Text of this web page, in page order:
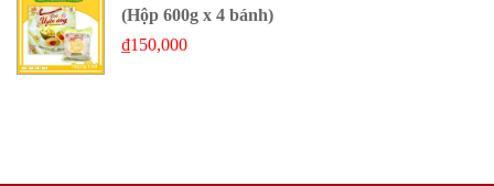
(Hộp 600g x 4 bánh)
₫150,000